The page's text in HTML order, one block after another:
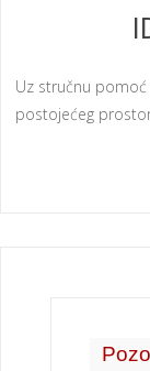
Uz stručnu
postojećeg